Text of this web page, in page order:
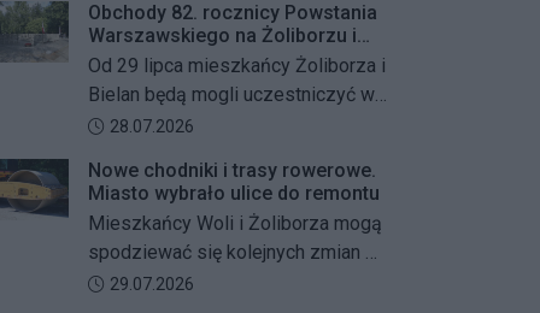
Obchody 82. rocznicy Powstania
Warszawskiego na Żoliborzu i
Bielanach
Od 29 lipca mieszkańcy Żoliborza i
Bielan będą mogli uczestniczyć w
szeregu kolejnych wydarzeń
Powstania Warszawskiego oraz
żołnierzy Armii Krajowej Obwodu
„Żywiciel”. W programie znalazły
się akcje porządkowania miejsc
pamięci, uroczystości patriotyczne,
Data dodania artykułu:
28.07.2026
Nowe chodniki i trasy rowerowe.
Miasto wybrało ulice do remontu
Mieszkańcy Woli i Żoliborza mogą
spodziewać się kolejnych zmian w
miejskiej przestrzeni. Warszawa
Data dodania artykułu:
29.07.2026